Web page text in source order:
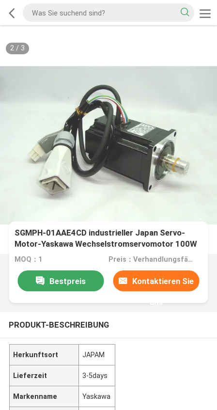
2/ 3
SGMPH-01AAE4CD industrieller Japan Servo-
Motor-Yaskawa Wechselstromservomotor 100W
200V
MOQ：1 Preis：Verhandlungsfähig
Bestpreis Kontaktieren Sie
uns
PRODUKT-BESCHREIBUNG
Herkunftsort JAPAM
Lieferzeit 3-5days
Markenname Yaskawa